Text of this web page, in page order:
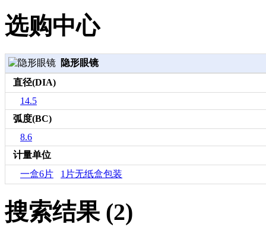
选购中心
隐形眼镜
直径(DIA)
14.5
弧度(BC)
8.6
计量单位
一盒6片
1片无纸盒包装
搜索结果 (2)